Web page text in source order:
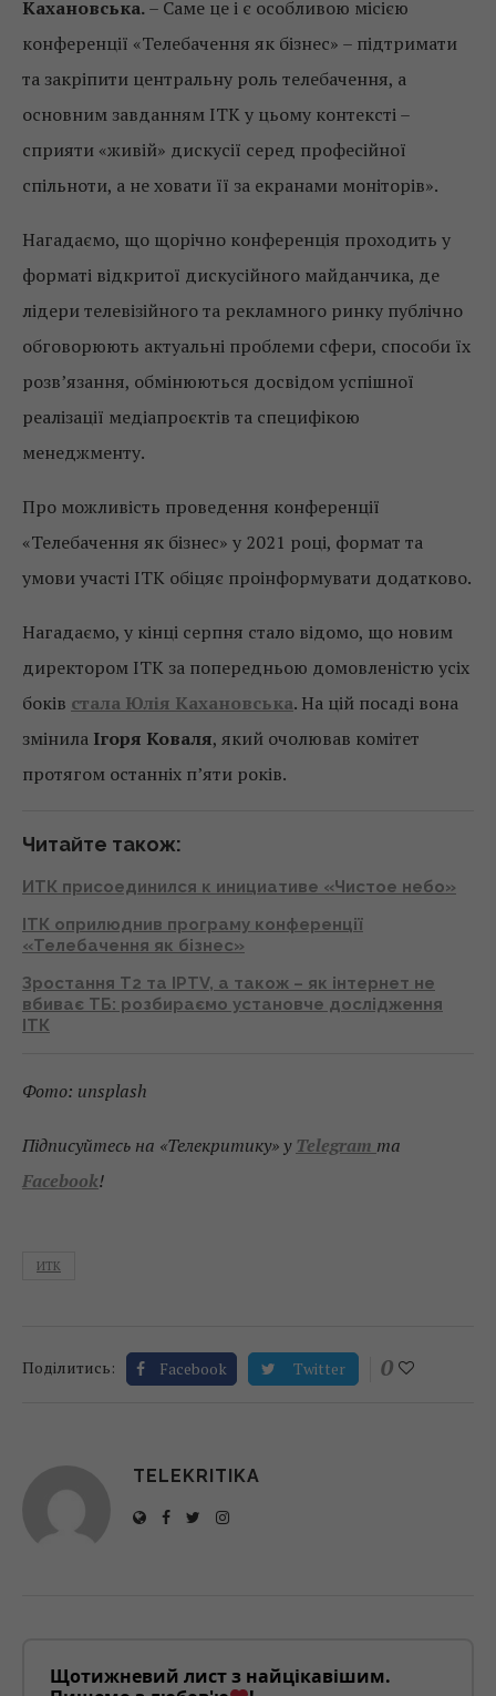
Кахановська.– Саме це і є особливою місією
конференції «Телебачення як бізнес» – підтримати
та закріпити центральну роль телебачення, а
основним завданням ІТК у цьому контексті –
сприяти «живій» дискусії серед професійної
спільноти, а не ховати її за екранами моніторів».
Нагадаємо, що щорічно конференція проходить у
форматі відкритої дискусійного майданчика, де
лідери телевізійного та рекламного ринку публічно
обговорюють актуальні проблеми сфери, способи їх
розв’язання, обмінюються досвідом успішної
реалізації медіапроєктів та специфікою
менеджменту.
Про можливість проведення конференції
«Телебачення як бізнес» у 2021 році, формат та
умови участі ІТК обіцяє проінформувати додатково.
Нагадаємо, у кінці серпня стало відомо, що новим
директором ІТК за попередньою домовленістю усіх
боків стала Юлія Кахановська. На цій посаді вона
змінила Ігоря Коваля, який очолював комітет
протягом останніх п’яти років.
Читайте також:
ИТК присоединился к инициативе «Чистое небо»
ІТК оприлюднив програму конференції
«Телебачення як бізнес»
Зростання Т2 та IPTV, а також – як інтернет не
вбиває ТБ: розбираємо установче дослідження
ІТК
Фото: unsplash
Підписуйтесь на «Телекритику» у Telegram та
Facebook!
ИТК
Поділитись: Facebook Twitter 0
TELEKRITIKA
Щотижневий лист з найцікавішим.